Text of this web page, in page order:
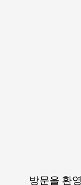
방문을 환